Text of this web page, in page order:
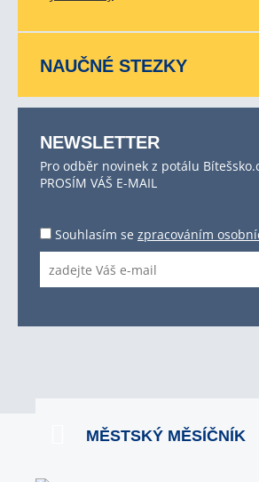
NAUČNÉ STEZKY
NEWSLETTER
Pro odběr novinek z potálu
PROSÍM VÁŠ E-MAIL
Souhlasím se zpracováním
MĚSTSKÝ MĚSÍČNÍK